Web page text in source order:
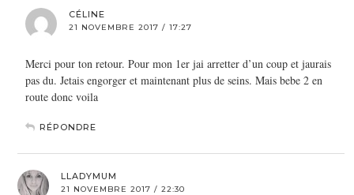
CÉLINE
21 NOVEMBRE 2017 / 17:27
Merci pour ton retour. Pour mon 1er jai arretter d’un coup et jaurais
pas du. Jetais engorger et maintenant plus de seins. Mais bebe 2 en
route donc voila
RÉPONDRE
LLADYMUM
21 NOVEMBRE 2017 / 22:30